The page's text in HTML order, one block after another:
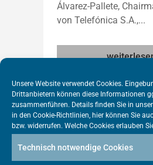
Unsere Website verwendet Cookies.
Drittanbietern können diese Informationen
zusammenführen. Details finden Sie in
in den Cookie-Richtlinien, hier können Sie
bzw. widerrufen. Welche Cookies erlauben
Technisch notwendige Cookies
Álvarez-Pallete,
von Telefónica S.A.,...
Champions-
League-